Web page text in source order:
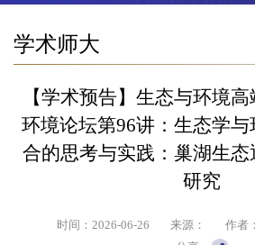
学术师大
【学术预告】生态与环境
环境论坛第96讲：生态学
合的思考与实践：巢湖生
研究
时间：2026-06-26 来源： 作者：